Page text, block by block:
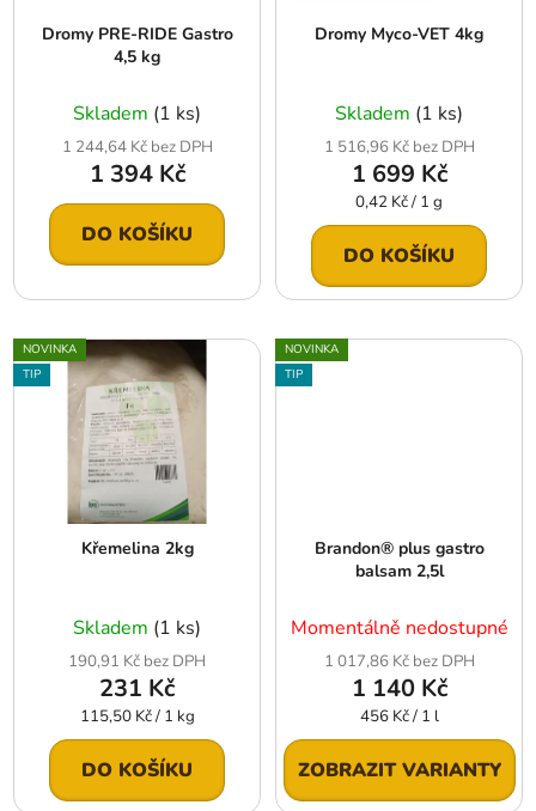
Dromy PRE-RIDE Gastro
4,5 kg
Skladem (1 ks)
1 244,64 Kč bez DPH
1 394 Kč
DO KOŠÍKU
Dromy Myco-VET 4kg
Skladem (1 ks)
1 516,96 Kč bez DPH
1 699 Kč
Měrná
cena:
0,42 Kč / 1 g
DO KOŠÍKU
NOVINKA
TIP
Křemelina 2kg
Skladem (1 ks)
190,91 Kč bez DPH
231 Kč
Měrná
cena:
115,50 Kč / 1 kg
DO KOŠÍKU
NOVINKA
TIP
Brandon® plus gastro
balsam 2,5l
Momentálně nedostupné
1 017,86 Kč bez DPH
1 140 Kč
Měrná
cena:
456 Kč / 1 l
ZOBRAZIT VARIANTY